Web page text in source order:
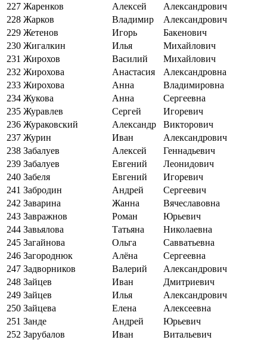
227 Жаренков Алексей
Александрович
228 Жарков Владимир
Александрович
229 Жетенов Игорь
Бакенович
230 Жигалкин Илья
Михайлович
231 Жирохов Василий
Михайлович
232 Жирохова Анастасия
Александровна
233 Жирохова Анна
Владимировна
234 Жукова Анна
Сергеевна
235 Журавлев Сергей
Игоревич
236 Жураковский Александр
Викторович
237 Журин Иван
Александрович
238 Забалуев Алексей
Геннадьевич
239 Забалуев Евгений
Леонидович
240 Забеля Евгений
Игоревич
241 Забродин Андрей
Сергеевич
242 Заварина Жанна
Вячеславовна
243 Завражнов Роман
Юрьевич
244 Завьялова Татьяна
Николаевна
245 Загайнова Ольга
Савватьевна
246 Загороднюк Алёна
Сергеевна
247 Задворников Валерий
Александрович
248 Зайцев Иван
Дмитриевич
249 Зайцев Илья
Александрович
250 Зайцева Елена
Алексеевна
251 Занде Андрей
Юрьевич
252 Зарубалов Иван
Витальевич